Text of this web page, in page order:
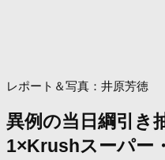
レポート＆写真：井原芳徳
異例の当日綱引き
1×Krushスーパー